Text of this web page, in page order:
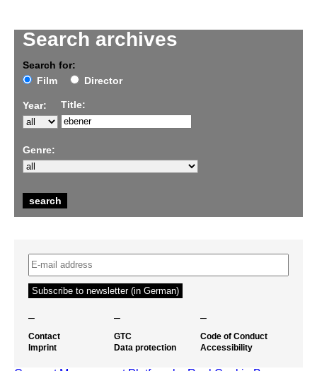
Search archives
Search for:
Film
Director
Year: Title:
Genre:
– – –
Contact
Imprint
GTC
Data protection
Code of Conduct
Accessibility